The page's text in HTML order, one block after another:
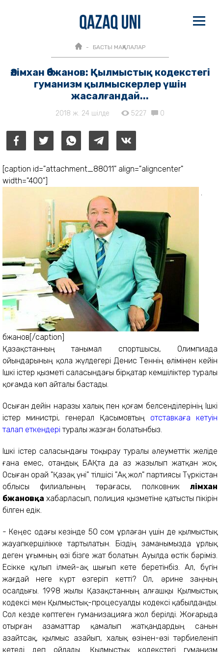
БАСТЫ МАҚАЛАЛАР
Әлімхан Әбжанов: Қылмыстық кодекстегі
гуманизм қылмыскерлер үшін
жасалғандай...
2018 ж. 24 шілде 5227 0
[caption id="attachment_88011" align="aligncenter"
width="400"]
Әбжанов[/caption]
Қазақстанның танымал спортшысы, Олимпиада
ойындарының қола жүлдегері Денис Теннің өлімінен кейін
Ішкі істер қызметі саласындағы бірқатар кемшіліктер туралы
қоғамда көп айталы бастады.
Осыған дейін наразы халық пен қоғам белсенділерінің Ішкі
істер министрі, генерал Қасымовтың отставкаға кетуін
талап еткендері туралы жазған болатынбыз.
Ішкі істер саласындағы тоқырау туралы әлеуметтік желіде
ғана емес, отандық БАҚта да аз жазылып жатқан жоқ.
Осыған орай "Қазақ үні" тілшісі "Ақ жол" партиясы Түркістан
облысы филиалының төрағасы, полковник Әлімхан
Әбжановқа хабарласып, полиция қызметіне қатысты пікірін
білген едік.
- Кеңес одағы кезінде 50 сом ұрлаған үшін де қылмыстық
жауапкершілікке тартылатын. Біздің заманымызда ұрлық
деген ұғымның өзі бізге жат болатын. Ауылда өстік бәріміз.
Есікке құлып ілмей-ақ шығып кете беретінбіз. Ал, бүгін
жағдай неге күрт өзгеріп кетті? Ол, әрине заңның
осалдығы. 1998 жылы Қазақстанның алғашқы Қылмыстық
кодексі мен Қылмыстық-процесуалды кодексі қабылданды.
Сол кезде көптеген гуманизацияға жол берілді. Жоғарыда
отырған азаматтар қамалып жатқандардың санын
азайтсақ, қылмыс азайып, халық өзінен-өзі тәрбиеленіп
кетеді деп ойлады. Қылмыстық кодекстегі гуманизм